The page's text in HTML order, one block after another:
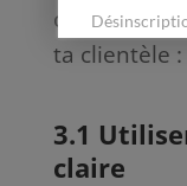
ta clientèle :
3.1
claire